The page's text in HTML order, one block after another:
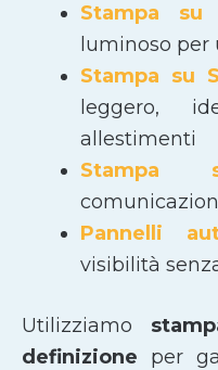
Stampa su
luminoso
Stampa su
leggero,
allestimenti
Stampa
Pannelli
visibilità
Utilizziamo
definizione per